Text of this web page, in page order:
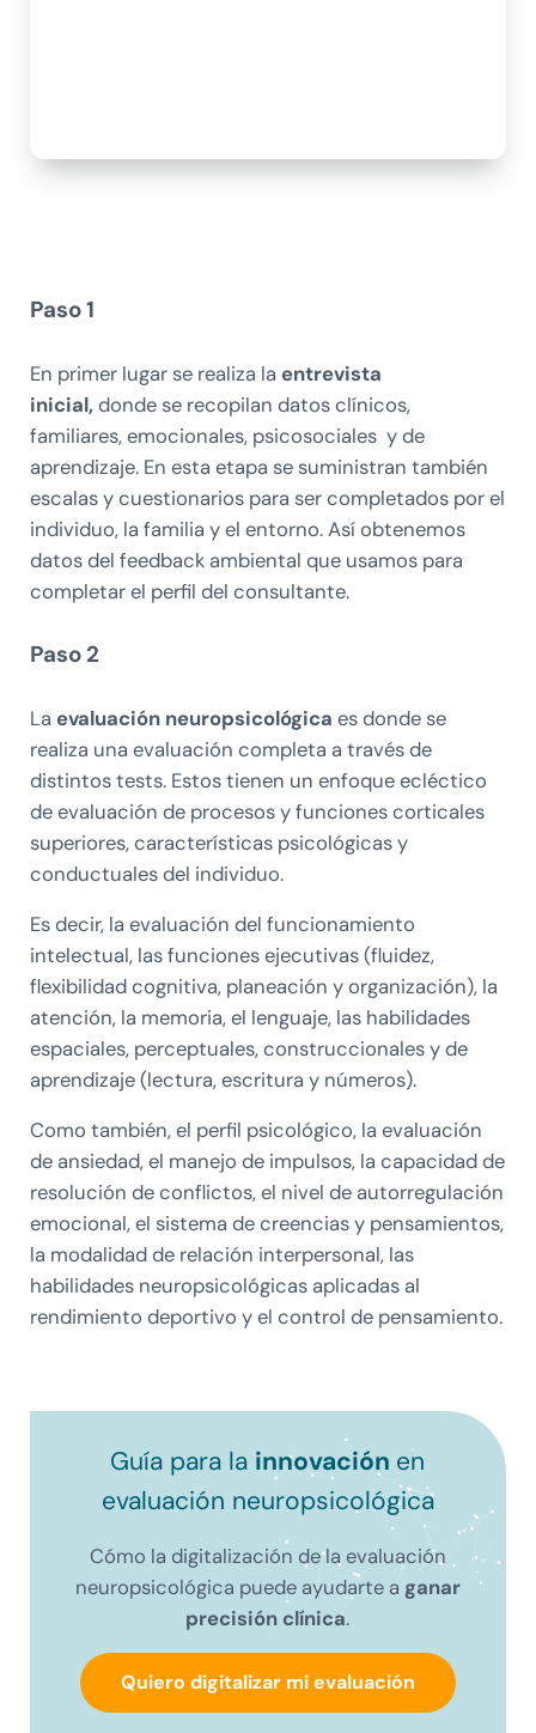
Paso 1
En primer lugar se realiza la entrevista
inicial,donde se recopilan datos clínicos,
familiares, emocionales, psicosociales y de
aprendizaje. En esta etapa se suministran también
escalas y cuestionarios para ser completados por el
individuo, la familia y el entorno. Así obtenemos
datos del feedback ambiental que usamos para
completar el perfil del consultante.
Paso 2
La evaluación neuropsicológica es donde se
realiza una evaluación completa a través de
distintos tests. Estos tienen un enfoque ecléctico
de evaluación de procesos y funciones corticales
superiores, características psicológicas y
conductuales del individuo.
Es decir, la evaluación del funcionamiento
intelectual, las funciones ejecutivas (fluidez,
flexibilidad cognitiva, planeación y organización), la
atención, la memoria, el lenguaje, las habilidades
espaciales, perceptuales, construccionales y de
aprendizaje (lectura, escritura y números).
Como también, el perfil psicológico, la evaluación
de ansiedad, el manejo de impulsos, la capacidad de
resolución de conflictos, el nivel de autorregulación
emocional, el sistema de creencias y pensamientos,
la modalidad de relación interpersonal, las
habilidades neuropsicológicas aplicadas al
rendimiento deportivo y el control de pensamiento.
Guía para la innovación en
evaluación neuropsicológica
Cómo la digitalización de la evaluación
neuropsicológica puede ayudarte a ganar
precisión clínica.
Quiero digitalizar mi evaluación